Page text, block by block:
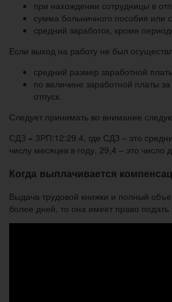
при нахождении сотрудницы в
сумма больничного пособия или
средний заработок, кроме
Если выход на работу не был
средний размер заработной
по величине заработной платы
отпуск.
Следует принимать во внимание
СДЗ = 3РП:12:29.4, где СДЗ – это
числу месяцев в году. 29,4 – это
Когда выплачивается
Выдача трудовой книжки и полный
более дней, то она имеет право